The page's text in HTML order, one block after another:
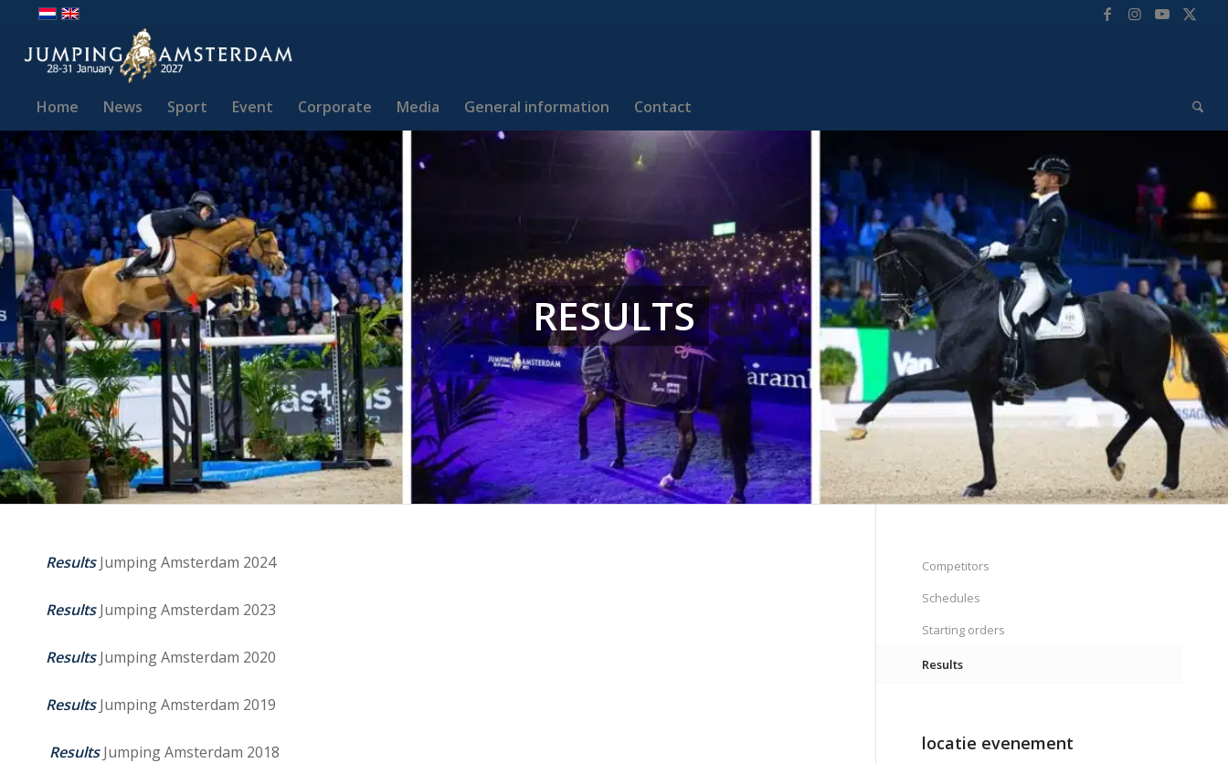
Home News Sport Event Corporate Media General information Contact
RESULTS
ResultsJumping Amsterdam 2024
ResultsJumping Amsterdam 2023
ResultsJumping Amsterdam 2020
ResultsJumping Amsterdam 2019
ResultsJumping Amsterdam 2018
Competitors
Schedules
Starting orders
Results
locatie evenement